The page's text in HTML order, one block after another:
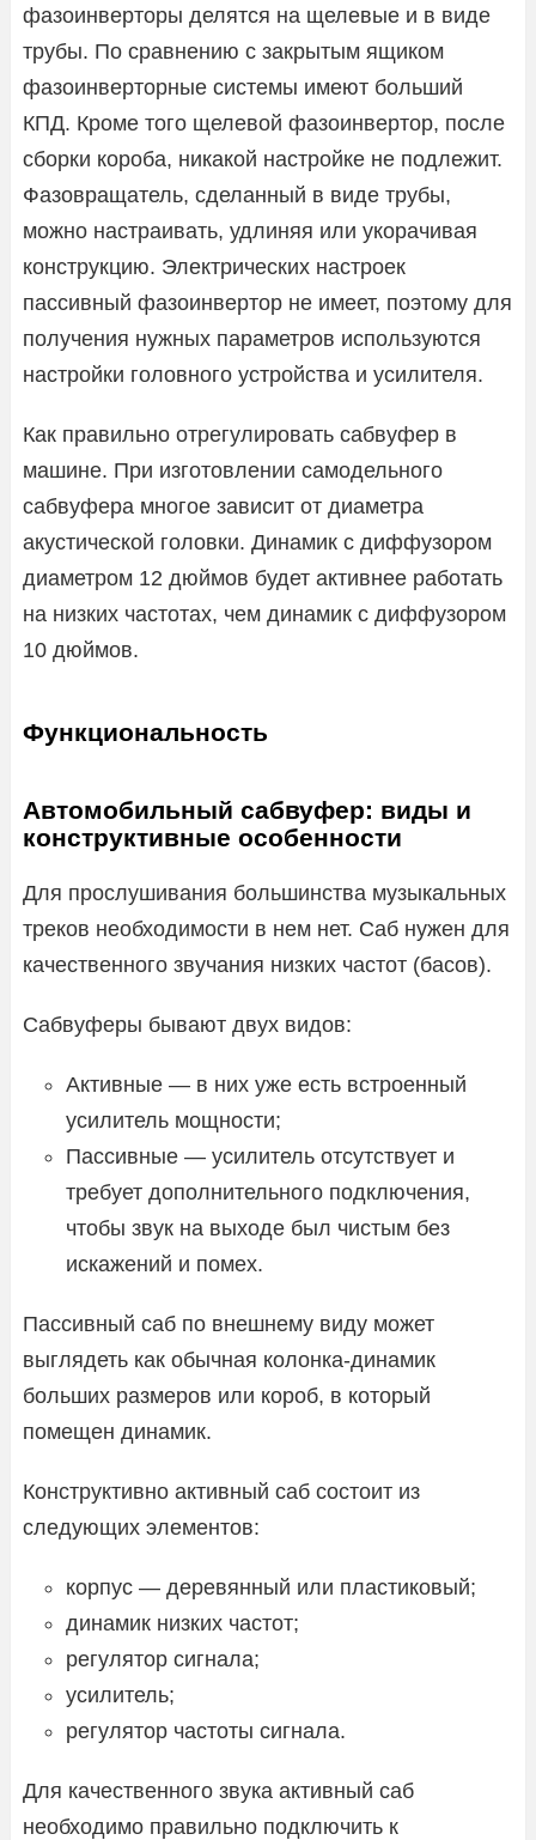
фазоинверторы делятся на щелевые и в виде
трубы. По сравнению с закрытым ящиком
фазоинверторные системы имеют больший
КПД. Кроме того щелевой фазоинвертор, после
сборки короба, никакой настройке не подлежит.
Фазовращатель, сделанный в виде трубы,
можно настраивать, удлиняя или укорачивая
конструкцию. Электрических настроек
пассивный фазоинвертор не имеет, поэтому для
получения нужных параметров используются
настройки головного устройства и усилителя.
Как правильно отрегулировать сабвуфер в
машине. При изготовлении самодельного
сабвуфера многое зависит от диаметра
акустической головки. Динамик с диффузором
диаметром 12 дюймов будет активнее работать
на низких частотах, чем динамик с диффузором
10 дюймов.
Функциональность
Автомобильный сабвуфер: виды и
конструктивные особенности
Для прослушивания большинства музыкальных
треков необходимости в нем нет. Саб нужен для
качественного звучания низких частот (басов).
Сабвуферы бывают двух видов:
Активные — в них уже есть встроенный
усилитель мощности;
Пассивные — усилитель отсутствует и
требует дополнительного подключения,
чтобы звук на выходе был чистым без
искажений и помех.
Пассивный саб по внешнему виду может
выглядеть как обычная колонка-динамик
больших размеров или короб, в который
помещен динамик.
Конструктивно активный саб состоит из
следующих элементов:
корпус — деревянный или пластиковый;
динамик низких частот;
регулятор сигнала;
усилитель;
регулятор частоты сигнала.
Для качественного звука активный саб
необходимо правильно подключить к